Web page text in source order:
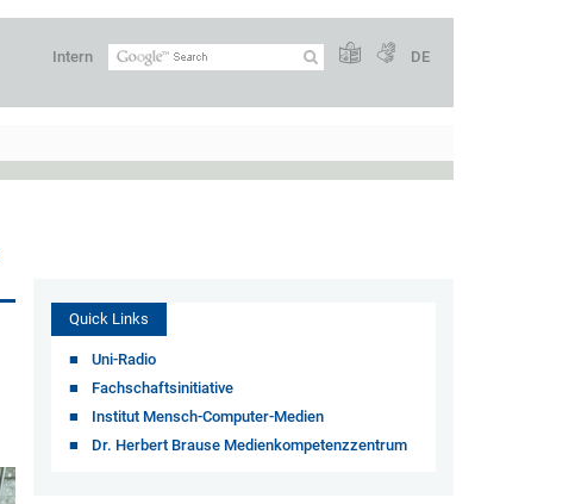
Intern DE
Quick Links
Uni-Radio
Fachschaftsinitiative
Institut Mensch-Computer-Medien
Dr. Herbert Brause Medienkompetenzzentrum